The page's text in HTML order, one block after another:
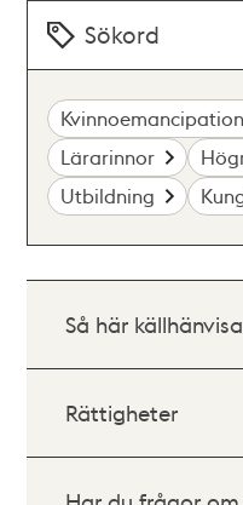
Sökord
Kvinnoemancipation
Lärarinnor
Utbildning
Så här
Rättigheter